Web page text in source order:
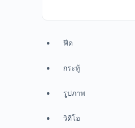
ฟีด
กระทู้
รูปภาพ
วิดีโอ